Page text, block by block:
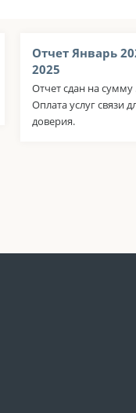
Отчет Январь
2025
Отчет сдан на сумму
Оплата услуг связи
доверия.